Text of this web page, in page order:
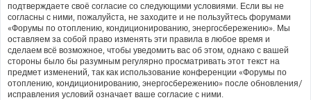
подтверждаете своё согласие со следующими условиями. Если вы не
согласны с ними, пожалуйста, не заходите и не пользуйтесь форумами
«Форумы по отоплению, кондиционированию, энергосбережению». Мы
оставляем за собой право изменять эти правила в любое время и
сделаем всё возможное, чтобы уведомить вас об этом, однако с вашей
стороны было бы разумным регулярно просматривать этот текст на
предмет изменений, так как использование конференции «Форумы по
отоплению, кондиционированию, энергосбережению» после обновления/
исправления условий означает ваше согласие с ними.